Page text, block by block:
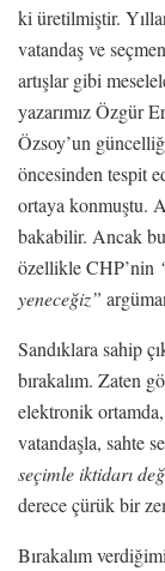
ki üretilmiştir.
vatandaş ve
artışlar gibi
yazarımız Özgür
Özsoy’un
öncesinden tespit
ortaya konmuştu.
bakabilir. Ancak
özellikle CHP’nin
yeneceğiz”
Sandıklara sahip
bırakalım. Zaten
elektronik
vatandaşla, sahte
seçimle iktidarı
derece çürük bir
Bırakalım